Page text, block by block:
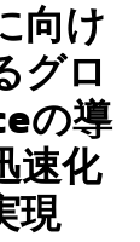
向け
グロ
の導
速化
現